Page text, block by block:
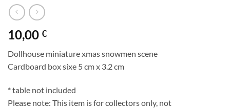
10,00 €
Dollhouse miniature xmas snowmen scene
Cardboard box sixe 5 cm x 3.2 cm
* table not included
Please note: This item is for collectors only, not